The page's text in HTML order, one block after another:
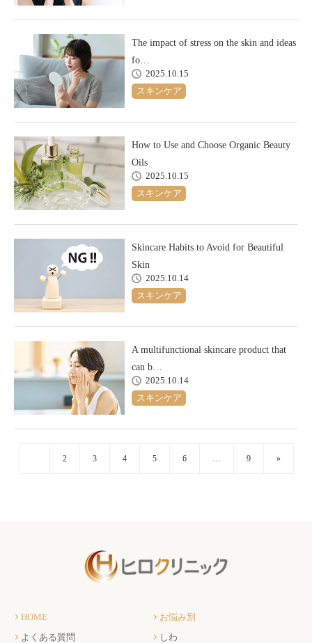
The impact of stress on the skin and ideas
fo…
2025.10.15
スキンケア
How to Use and Choose Organic Beauty
Oils
2025.10.15
スキンケア
Skincare Habits to Avoid for Beautiful
Skin
2025.10.14
スキンケア
A multifunctional skincare product that
can b…
2025.10.14
スキンケア
2 3 4 5 6 … 9 »
HOME
よくある質問
お悩み別
しわ